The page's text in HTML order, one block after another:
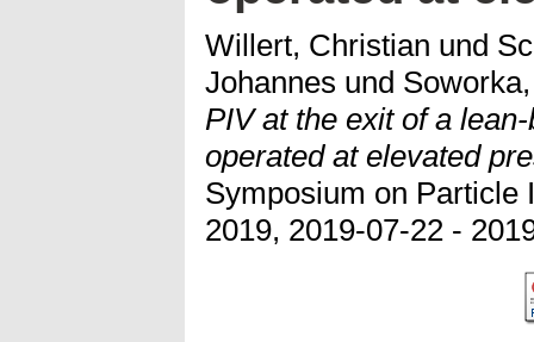
Willert, Christian und
Johannes und
PIV at the exit of a
operated at elevated
Symposium on Particle
2019, 2019-07-22 -